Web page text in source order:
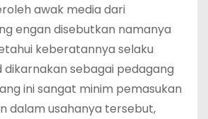
awak media dari
engan disebutkan namanya
keberatannya selaku
sebagai pedagang
ini sangat minim pemasukan
dalam usahanya tersebut,